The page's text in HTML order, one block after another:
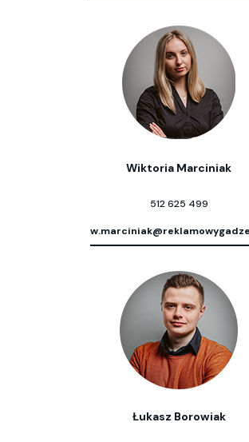
Wiktoria Marciniak
512 625 499
Łukasz Borowiak